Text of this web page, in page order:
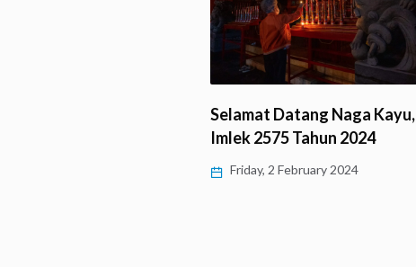
Selamat Datang Naga Kayu,
Imlek 2575 Tahun 2024
Friday, 2 February 2024